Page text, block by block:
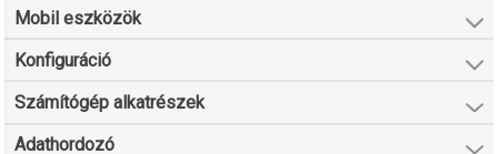
Mobil eszközök
Konfiguráció
Számítógép alkatrészek
Adathordozó